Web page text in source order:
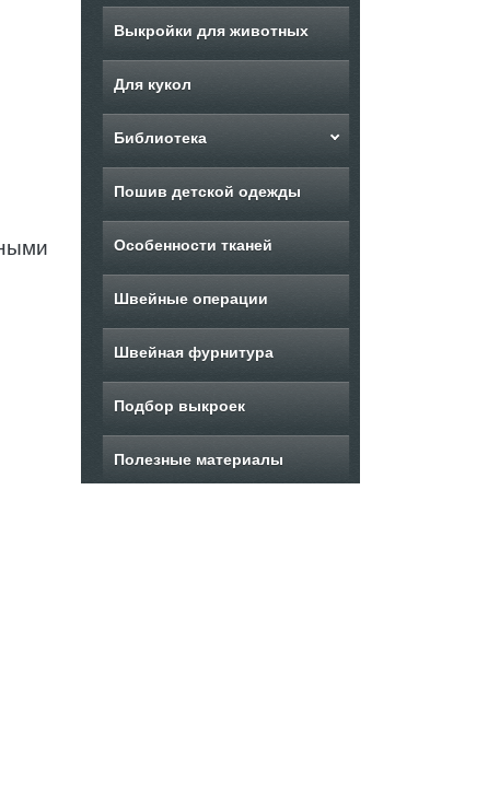
Выкройки для животных
Для кукол
Библиотека
Пошив детской одежды
Особенности тканей
Швейные операции
Швейная фурнитура
Подбор выкроек
Полезные материалы